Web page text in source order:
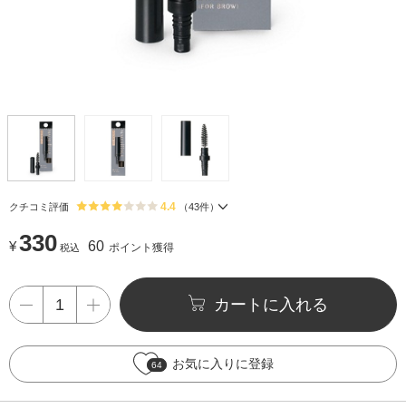
クチコミ評価 4.4 （43件）
¥330 税込 60 ポイント獲得
カートに入れる
64 お気に入りに登録